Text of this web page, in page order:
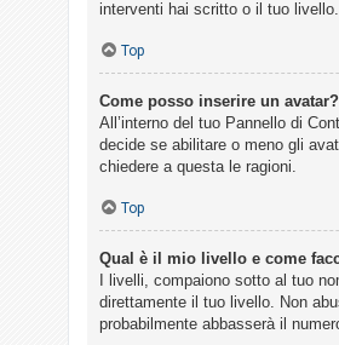
interventi hai scritto o il tuo
Top
Come posso inserire un avatar?
All’interno del tuo Pannello di
decide se abilitare o meno gli
chiedere a questa le ragioni.
Top
Qual è il mio livello e come
I livelli, compaiono sotto al tuo
direttamente il tuo livello. Non
probabilmente abbasserà il